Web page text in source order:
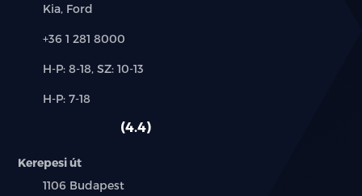
Márkák:
Kia, Ford
Telefon:
+36 1 281 8000
Új-
használt
H-P: 8-18, SZ: 10-13
Alkatrész,
H-P: 7-18
4.4
Kerepesi út
Település:
1106 Budapest